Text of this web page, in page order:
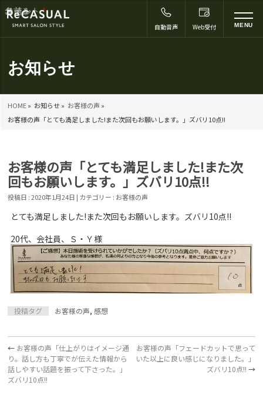
お知らせ
HOME» お知らせ » お客様の声 »
お客様の声「とても満足しました!また次回もお願いします。」ズバリ10点!!
自動音声 Web受付 MENU
お客様の声「とても満足しました!また次
回もお願いします。」ズバリ10点!!
投稿日 : 2020年1月24日 | カテゴリー : お客様の声
とても満足しました!また次回もお願いします。ズバリ10点!!
20代、会社員、Ｓ・Ｙ様
投稿タグ お客様の声,感想
← お客様の声「仕上がりはイメージ通
り。話し方も丁寧でが伝えた情報から
話しやすい話題を振って下さった。」
ズバリ10点!!
お客様の声「フェードカットで思って
いた以上に良い感じになりました。」
ズバリ10点!! →
コメント*
名前
メール
サイト